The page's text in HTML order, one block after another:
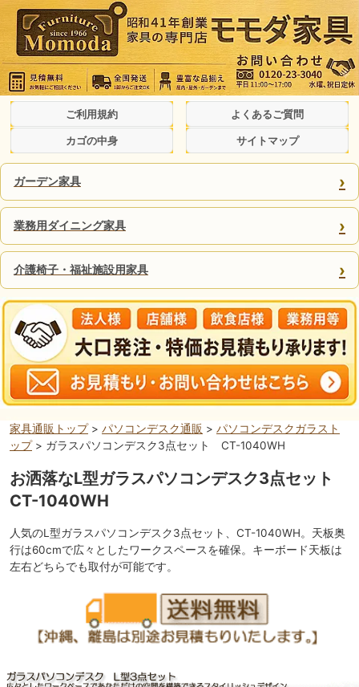
ご利用規約 よくあるご質問
カゴの中身 サイトマップ
ガーデン家具 ›
業務用ダイニング家具 ›
介護椅子・福祉施設用家具 ›
家具通販トップ> パソコンデスク通販 > パソコンデスクガラスト
ップ> ガラスパソコンデスク3点セット CT-1040WH
お洒落なL型ガラスパソコンデスク3点セット
CT-1040WH
人気のL型ガラスパソコンデスク3点セット、CT-1040WH。天板奥
行は60cmで広々としたワークスペースを確保。キーボード天板は
左右どちらでも取付が可能です。